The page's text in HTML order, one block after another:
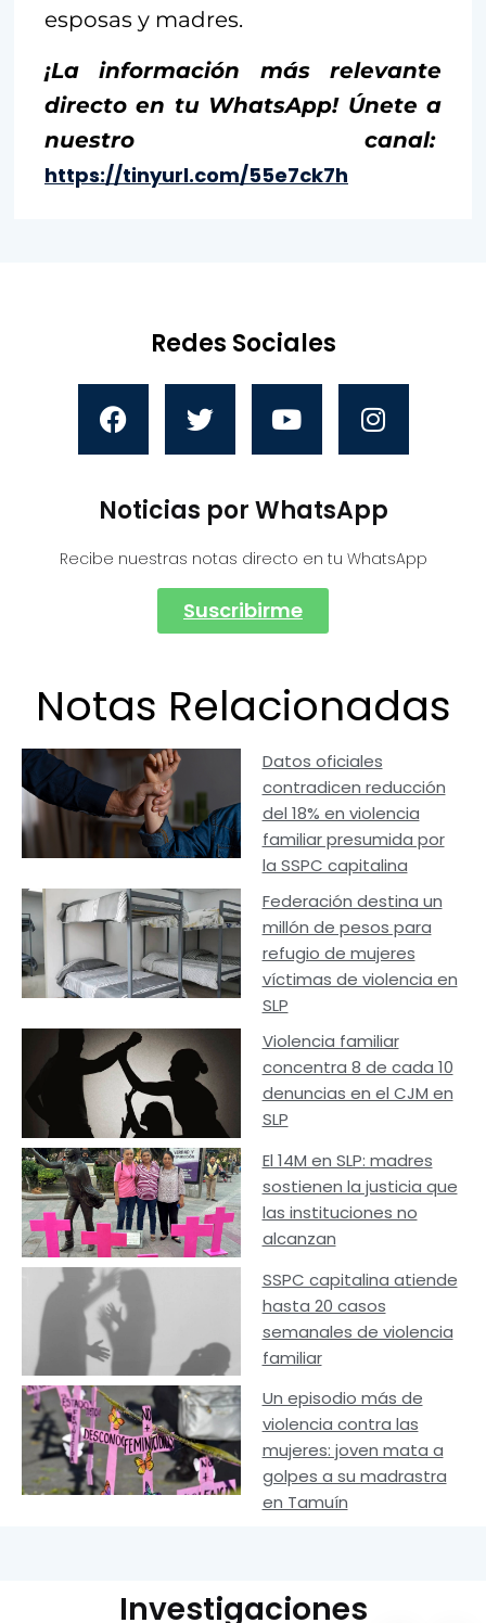
esposas y madres.
¡La información más relevante
directo en tu WhatsApp! Únete a
nuestro canal:
https://tinyurl.com/55e7ck7h
Redes Sociales
Noticias por WhatsApp
Recibe nuestras notas directo en tu WhatsApp
Suscribirme
Notas Relacionadas
Datos oficiales
contradicen reducción
del 18% en violencia
familiar presumida por
la SSPC capitalina
Federación destina un
millón de pesos para
refugio de mujeres
víctimas de violencia en
SLP
Violencia familiar
concentra 8 de cada 10
denuncias en el CJM en
SLP
El 14M en SLP: madres
sostienen la justicia que
las instituciones no
alcanzan
SSPC capitalina atiende
hasta 20 casos
semanales de violencia
familiar
Un episodio más de
violencia contra las
mujeres: joven mata a
golpes a su madrastra
en Tamuín
Investigaciones